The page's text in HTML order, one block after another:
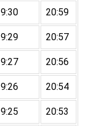
20:59
20:57
20:56
20:54
20:53